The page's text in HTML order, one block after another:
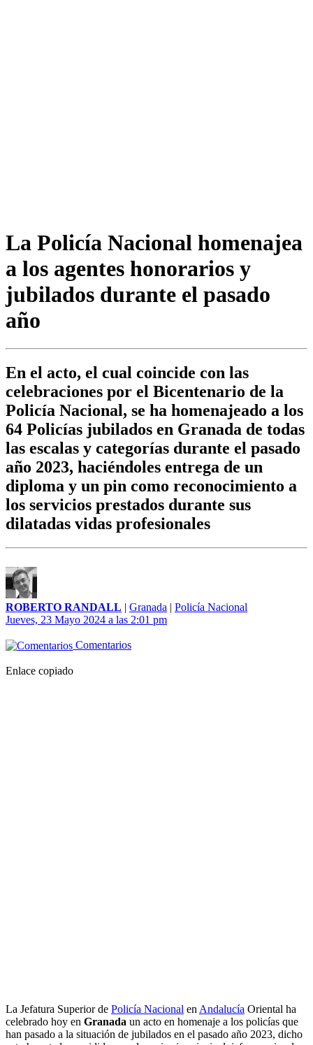
La Policía Nacional homenajea
a los agentes honorarios y
jubilados durante el pasado
año
En el acto, el cual coincide con las
celebraciones por el Bicentenario de la
Policía Nacional, se ha homenajeado a los
64 Policías jubilados en Granada de todas
las escalas y categorías durante el pasado
año 2023, haciéndoles entrega de un
diploma y un pin como reconocimiento a
los servicios prestados durante sus
dilatadas vidas profesionales
ROBERTO RANDALL | Granada | Policía Nacional
Jueves, 23 Mayo 2024 a las 2:01 pm
Comentarios
Enlace copiado
La Jefatura Superior de Policía Nacional en Andalucía Oriental ha
celebrado hoy en Granada un acto en homenaje a los policías que
han pasado a la situación de jubilados en el pasado año 2023, dicho